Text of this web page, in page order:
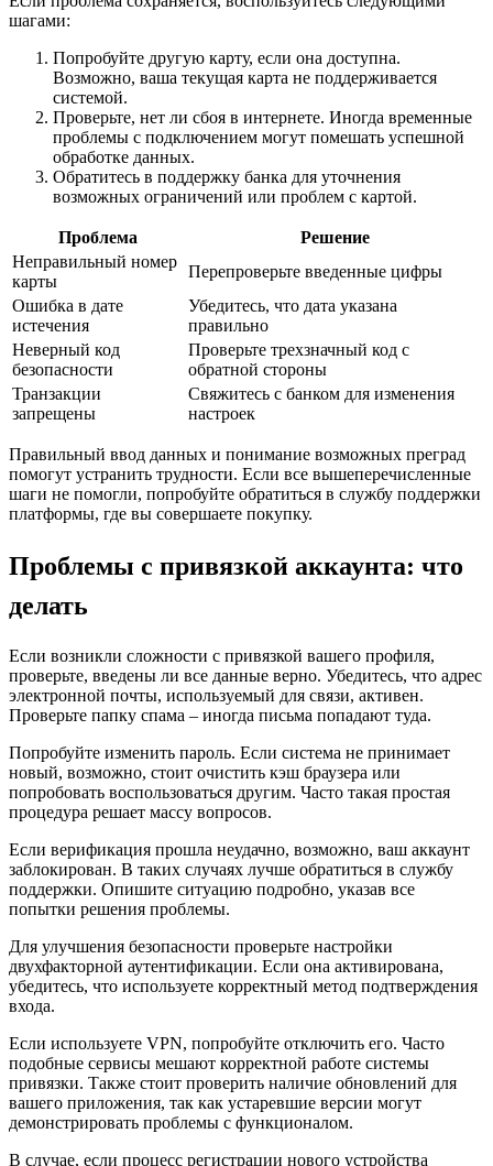
шагами:
Попробуйте другую карту, если она доступна.
Возможно, ваша текущая карта не поддерживается
системой.
Проверьте, нет ли сбоя в интернете. Иногда временные
проблемы с подключением могут помешать успешной
обработке данных.
Обратитесь в поддержку банка для уточнения
возможных ограничений или проблем с картой.
Проблема
Решение
Неправильный номер
карты
Перепроверьте введенные цифры
Ошибка в дате
истечения
Убедитесь, что дата указана
правильно
Неверный код
безопасности
Проверьте трехзначный код с
обратной стороны
Транзакции
запрещены
Свяжитесь с банком для изменения
настроек
Правильный ввод данных и понимание возможных преград
помогут устранить трудности. Если все вышеперечисленные
шаги не помогли, попробуйте обратиться в службу поддержки
платформы, где вы совершаете покупку.
Проблемы с привязкой аккаунта: что
делать
Если возникли сложности с привязкой вашего профиля,
проверьте, введены ли все данные верно. Убедитесь, что адрес
электронной почты, используемый для связи, активен.
Проверьте папку спама – иногда письма попадают туда.
Попробуйте изменить пароль. Если система не принимает
новый, возможно, стоит очистить кэш браузера или
попробовать воспользоваться другим. Часто такая простая
процедура решает массу вопросов.
Если верификация прошла неудачно, возможно, ваш аккаунт
заблокирован. В таких случаях лучше обратиться в службу
поддержки. Опишите ситуацию подробно, указав все
попытки решения проблемы.
Для улучшения безопасности проверьте настройки
двухфакторной аутентификации. Если она активирована,
убедитесь, что используете корректный метод подтверждения
входа.
Если используете VPN, попробуйте отключить его. Часто
подобные сервисы мешают корректной работе системы
привязки. Также стоит проверить наличие обновлений для
вашего приложения, так как устаревшие версии могут
демонстрировать проблемы с функционалом.
В случае, если процесс регистрации нового устройства